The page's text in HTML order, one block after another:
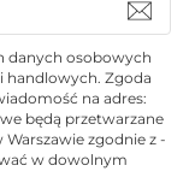
danych osobowych
handlowych. Zgoda
na adres:
będą przetwarzane
Warszawie zgodnie z -
w dowolnym